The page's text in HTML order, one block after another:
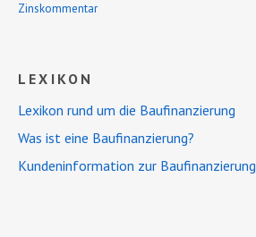
Zinskommentar
LEXIKON
Lexikon rund um die Baufinanzierung
Was ist eine Baufinanzierung?
Kundeninformation zur Baufinanzierung